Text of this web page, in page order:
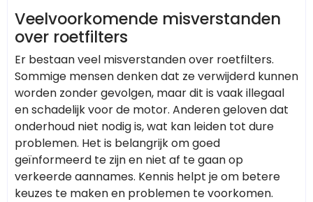
Veelvoorkomende misverstanden
over roetfilters
Er bestaan veel misverstanden over roetfilters.
Sommige mensen denken dat ze verwijderd kunnen
worden zonder gevolgen, maar dit is vaak illegaal
en schadelijk voor de motor. Anderen geloven dat
onderhoud niet nodig is, wat kan leiden tot dure
problemen. Het is belangrijk om goed
geïnformeerd te zijn en niet af te gaan op
verkeerde aannames. Kennis helpt je om betere
keuzes te maken en problemen te voorkomen.